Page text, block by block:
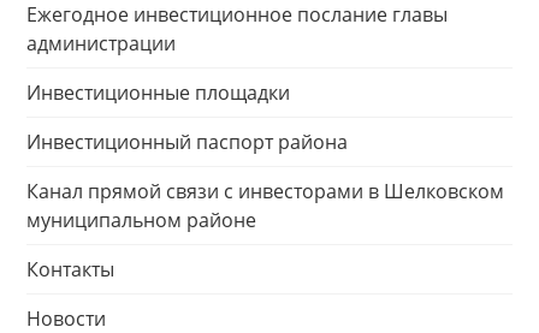
Ежегодное инвестиционное послание главы
администрации
Инвестиционные площадки
Инвестиционный паспорт района
Канал прямой связи с инвесторами в Шелковском
муниципальном районе
Контакты
Новости